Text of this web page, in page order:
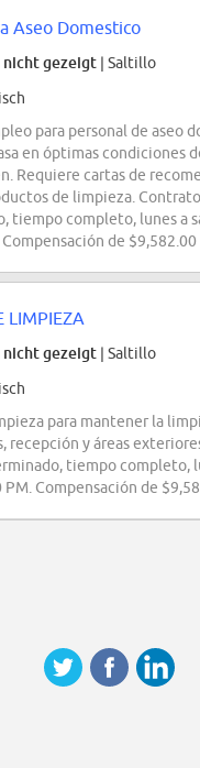
Aseo Domestico
nicht gezeigt | Saltillo
para personal de aseo
en óptimas condiciones
Requiere cartas de
de limpieza.
tiempo completo, lunes a
de $9,582.00
LIMPIEZA
nicht gezeigt | Saltillo
para mantener la
recepción y áreas
tiempo completo,
PM. Compensación de